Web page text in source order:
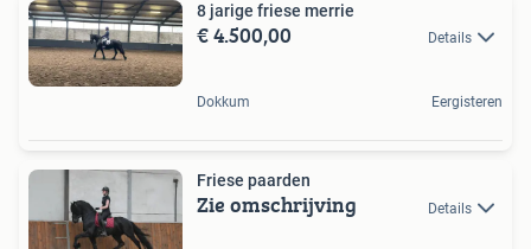
8 jarige friese merrie
€ 4.500,00 Details
Dokkum Eergisteren
Friese paarden
Zie omschrijving Details